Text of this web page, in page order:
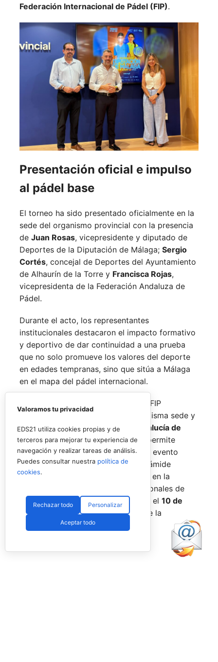
Federación Internacional de Pádel (FIP).
Presentación oficial e impulso
al pádel base
El torneo ha sido presentado oficialmente en la
sede del organismo provincial con la presencia
de Juan Rosas, vicepresidente y diputado de
Deportes de la Diputación de Málaga; Sergio
Cortés, concejal de Deportes del Ayuntamiento
de Alhaurín de la Torre y Francisca Rojas,
vicepresidenta de la Federación Andaluza de
Pádel.
Durante el acto, los representantes
institucionales destacaron el impacto formativo
y deportivo de dar continuidad a una prueba
que no solo promueve los valores del deporte
en edades tempranas, sino que sitúa a Málaga
en el mapa del pádel internacional.
De forma paralela al desarrollo del FIP
Promises, la FAP organizará en la misma sede y
fechas losInternacionales de Andalucía de
Menores 2026. Esta cita paralela permite
incorporar la categoríabenjamín
al evento
global, completando así toda la pirámide
formativa.
El plazo para registrarse en la
categoría benjamín de los Internacionales de
Andalucía permanece abierto hasta el 10 de
agosto
a través de la web oficial de la
Federación.
Valoramos tu privacidad
EDS21 utiliza cookies propias y de
terceros para mejorar tu experiencia de
navegación y realizar tareas de análisis.
Puedes consultar nuestra política de
cookies.
Rechazar todo Personalizar
Aceptar todo